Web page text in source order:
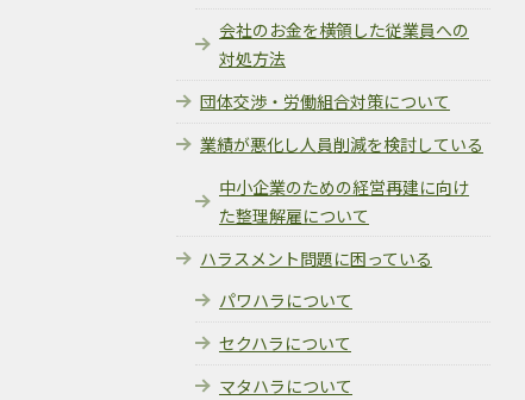
会社のお金を横領した従業員への
対処方法
団体交渉・労働組合対策について
業績が悪化し人員削減を検討している
中小企業のための経営再建に向け
た整理解雇について
ハラスメント問題に困っている
パワハラについて
セクハラについて
マタハラについて